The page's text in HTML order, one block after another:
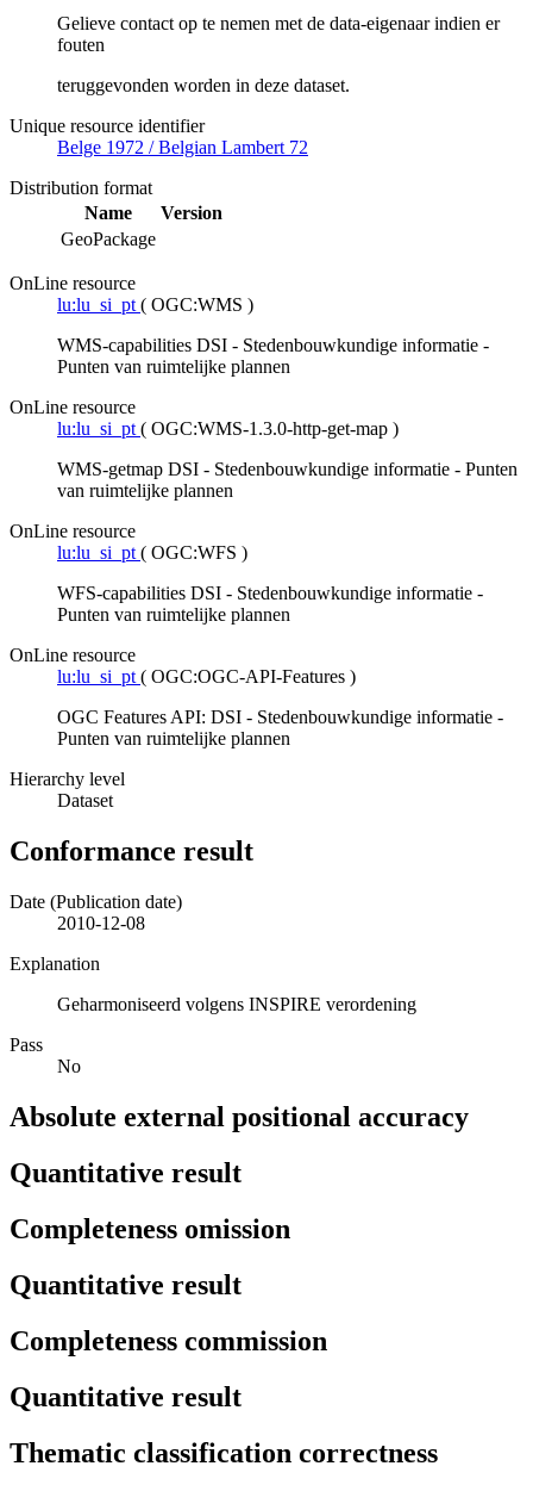
Gelieve contact op te nemen met de data-eigenaar indien er
fouten
teruggevonden worden in deze dataset.
Unique resource identifier
Belge 1972 / Belgian Lambert 72
Distribution format
Name
Version
GeoPackage
OnLine resource
lu:lu_si_pt( OGC:WMS )
WMS-capabilities DSI - Stedenbouwkundige informatie -
Punten van ruimtelijke plannen
OnLine resource
lu:lu_si_pt( OGC:WMS-1.3.0-http-get-map )
WMS-getmap DSI - Stedenbouwkundige informatie - Punten
van ruimtelijke plannen
OnLine resource
lu:lu_si_pt( OGC:WFS )
WFS-capabilities DSI - Stedenbouwkundige informatie -
Punten van ruimtelijke plannen
OnLine resource
lu:lu_si_pt( OGC:OGC-API-Features )
OGC Features API: DSI - Stedenbouwkundige informatie -
Punten van ruimtelijke plannen
Hierarchy level
Dataset
Conformance result
Date (Publication date)
2010-12-08
Explanation
Geharmoniseerd volgens INSPIRE verordening
Pass
No
Absolute external positional accuracy
Quantitative result
Completeness omission
Quantitative result
Completeness commission
Quantitative result
Thematic classification correctness